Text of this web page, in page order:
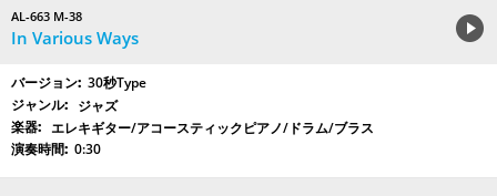
AL-663 M-38
In Various Ways
30秒Type
ジャズ
エレキギター/アコースティックピアノ/ドラム/ブラス
0:30